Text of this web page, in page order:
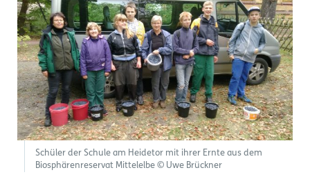
Schüler der Schule am Heidetor mit ihrer Ernte aus dem
Biosphärenreservat Mittelelbe © Uwe Brückner